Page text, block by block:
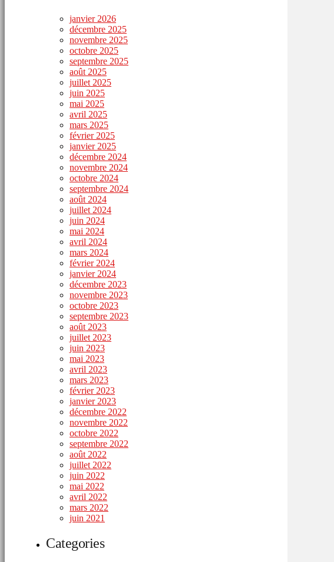
janvier 2026
décembre 2025
novembre 2025
octobre 2025
septembre 2025
août 2025
juillet 2025
juin 2025
mai 2025
avril 2025
mars 2025
février 2025
janvier 2025
décembre 2024
novembre 2024
octobre 2024
septembre 2024
août 2024
juillet 2024
juin 2024
mai 2024
avril 2024
mars 2024
février 2024
janvier 2024
décembre 2023
novembre 2023
octobre 2023
septembre 2023
août 2023
juillet 2023
juin 2023
mai 2023
avril 2023
mars 2023
février 2023
janvier 2023
décembre 2022
novembre 2022
octobre 2022
septembre 2022
août 2022
juillet 2022
juin 2022
mai 2022
avril 2022
mars 2022
juin 2021
Categories